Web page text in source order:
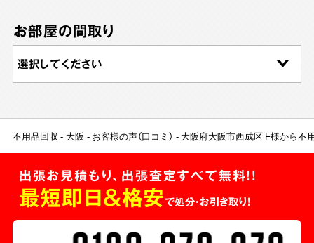
お部屋の間取り
不用品回収 大阪 お客様の声（口コミ） 大阪府大阪市西成区 F様から不
出張お見積もり、出張査定すべて無料!!
最短即日＆格安で処分・お引き取り！